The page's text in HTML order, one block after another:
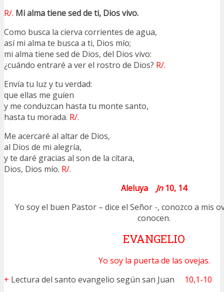
R/. Mi alma tiene sed de ti, Dios vivo.
Como busca la cierva corrientes de agua,
así mi alma te busca a ti, Dios mío;
mi alma tiene sed de Dios, del Dios vivo:
¿cuándo entraré a ver el rostro de Dios? R/.
Envía tu luz y tu verdad:
que ellas me guíen
y me conduzcan hasta tu monte santo,
hasta tu morada. R/.
Me acercaré al altar de Dios,
al Dios de mi alegría,
y te daré gracias al son de la cítara,
Dios, Dios mío. R/.
Aleluya Jn10, 14
Yo soy el buen Pastor – dice el Señor -, conozco a mis
conocen.
EVANGELIO
Yo soy la puerta de las ovejas.
+ Lectura del santo evangelio según san Juan 10,1-10